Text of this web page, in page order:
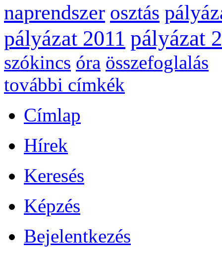
naprendszer osztás
pályázat 2011 pályázat
szókincs óra összefoglalás
további címkék
Címlap
Hírek
Keresés
Képzés
Bejelentkezés